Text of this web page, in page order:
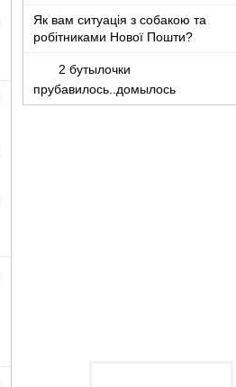
Як вам ситуацiя з собакою та
робітниками Нової Пошти?
2 бутылочки
прубавилось..домылось